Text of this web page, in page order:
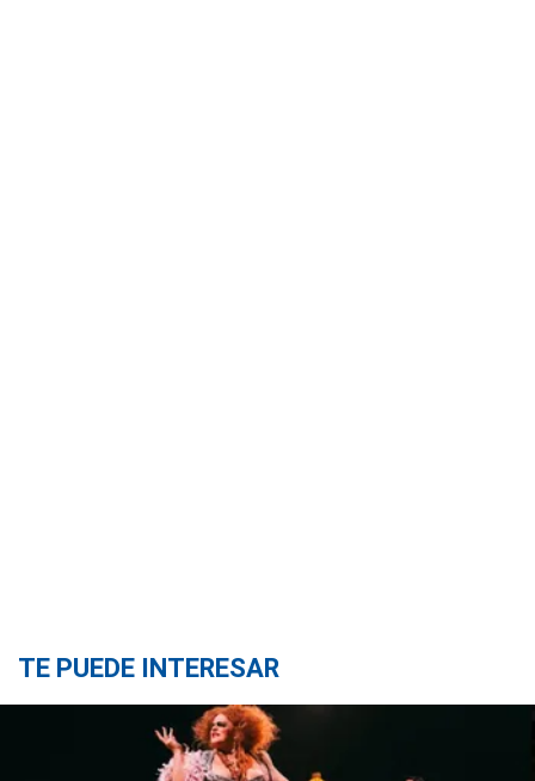
TE PUEDE INTERESAR